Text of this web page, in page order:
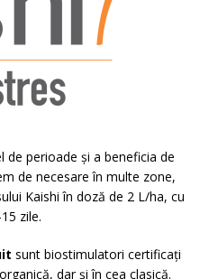
de perioade și a beneficia de
de necesare în multe zone,
Kaishi în doză de 2 L/ha, cu
zile.
sunt biostimulatori certificați
dar și în cea clasică.